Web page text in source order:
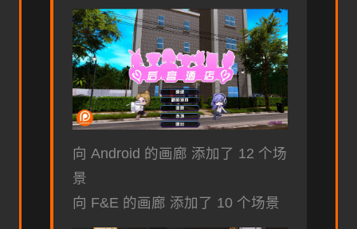
向 Android 的画廊 添加了 12 个场
景
向 F&E 的画廊 添加了 10 个场景